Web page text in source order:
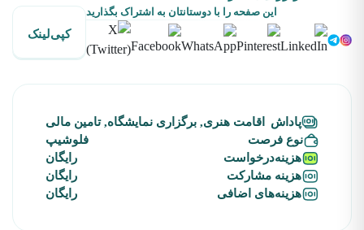
پاداش
اقامت هنری, برگزاری نمایشگاه, تامین مالی
نوع فرصت
فلوشیپ
هزینه‌درخواست
رایگان
هزینه‌ مشارکت
رایگان
هزینه‌های‌ اضافی
رایگان
این صفحه را با دوستانتان به اشتراک بگذارید
کپی‌لینک